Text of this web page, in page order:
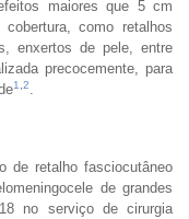
maiores que 5 cm
como retalhos
enxertos de pele, entre
precocemente, para
1 2
de retalho fasciocutâneo
de grandes
no serviço de cirurgia